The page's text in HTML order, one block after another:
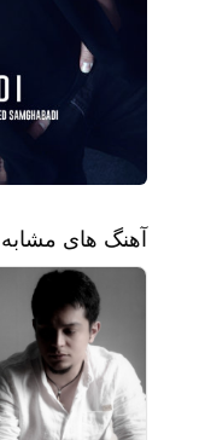
آهنگ های مشابه